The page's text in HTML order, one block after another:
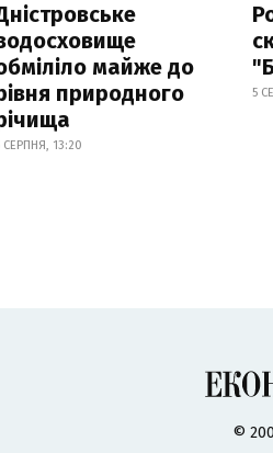
майже до
природного
СЕРПНЯ, 13:20
5
©